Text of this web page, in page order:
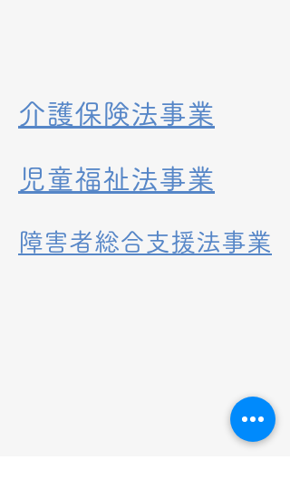
介護保険法事業
児童福祉法事業
障害者総合支援法事業